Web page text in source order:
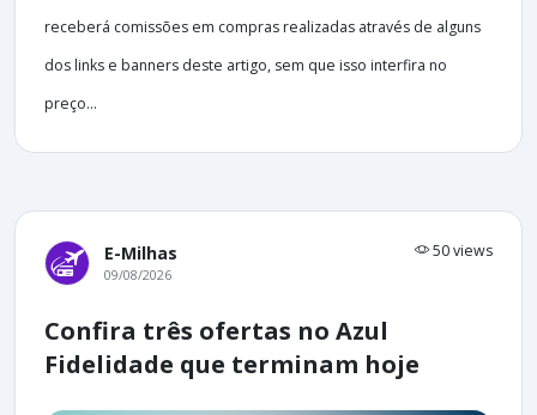
receberá comissões em compras realizadas através de alguns
dos links e banners deste artigo, sem que isso interfira no
preço...
E-Milhas 50 views
09/08/2026
Confira três ofertas no Azul
Fidelidade que terminam hoje